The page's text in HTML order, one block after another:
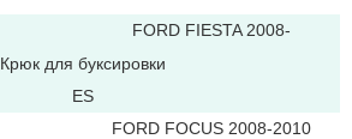
FORD FIESTA 2008-
Крюк для буксировки
ES
FORD FOCUS 2008-2010